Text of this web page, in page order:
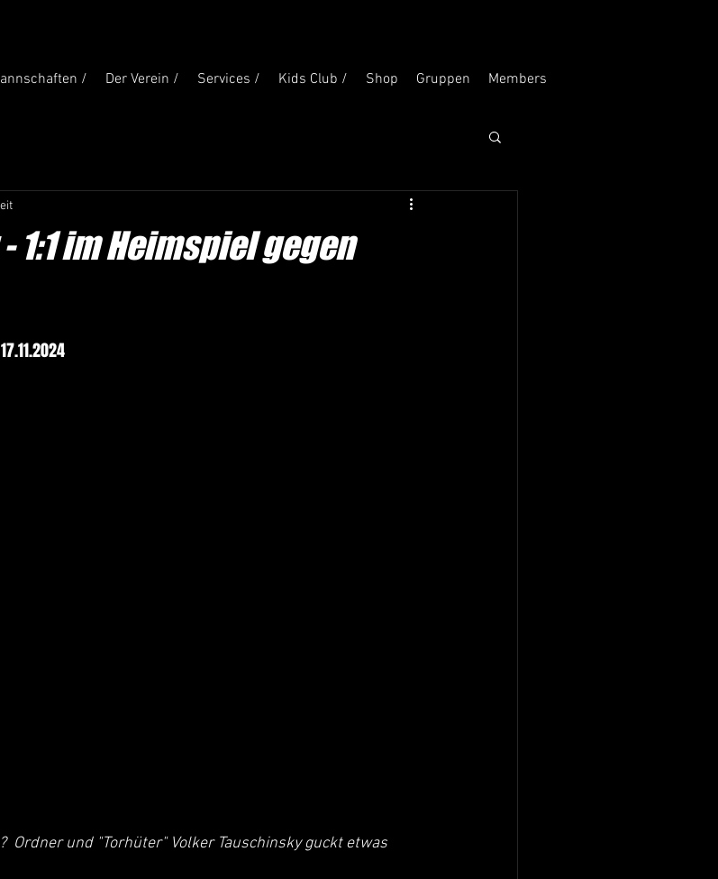
/ Der Verein / Services / Kids Club / Shop Gruppen Members
1:1 im Heimspiel gegen
Ordner und "Torhüter" Volker Tauschinsky guckt etwas